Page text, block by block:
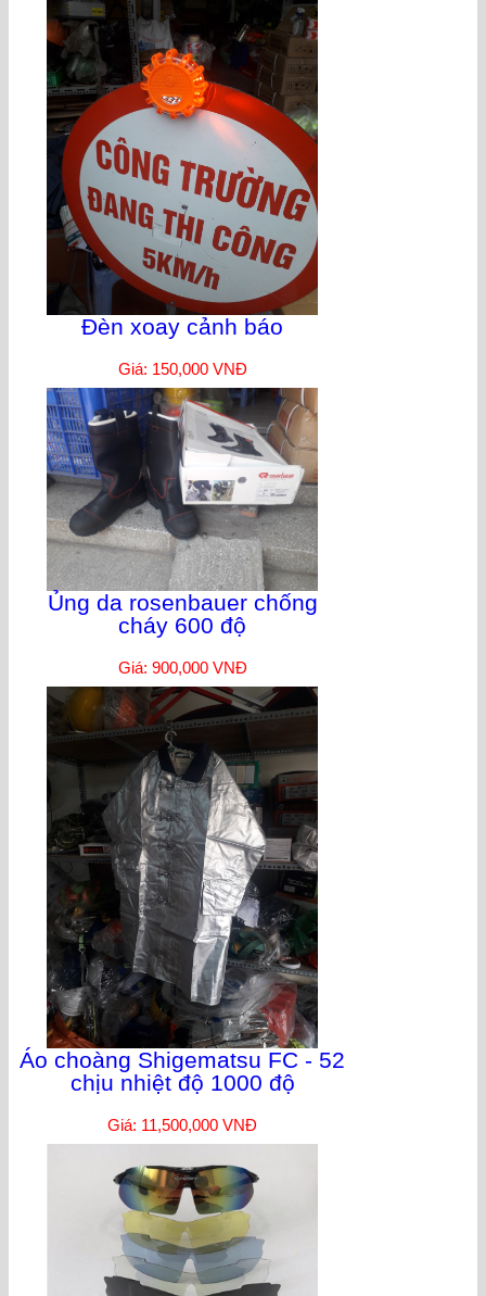
Đèn xoay cảnh báo
Giá: 150,000 VNĐ
Ủng da rosenbauer chống
cháy 600 độ
Giá: 900,000 VNĐ
Áo choàng Shigematsu FC - 52
chịu nhiệt độ 1000 độ
Giá: 11,500,000 VNĐ